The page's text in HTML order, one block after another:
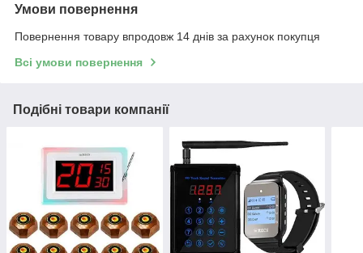
Умови повернення
Повернення товару впродовж 14 днів за рахунок покупця
Всі умови повернення
Подібні товари компанії